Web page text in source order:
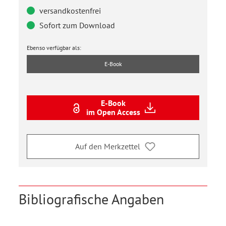
versandkostenfrei
Sofort zum Download
Ebenso verfügbar als:
E-Book
E-Book
im Open Access
Auf den Merkzettel
Bibliografische Angaben